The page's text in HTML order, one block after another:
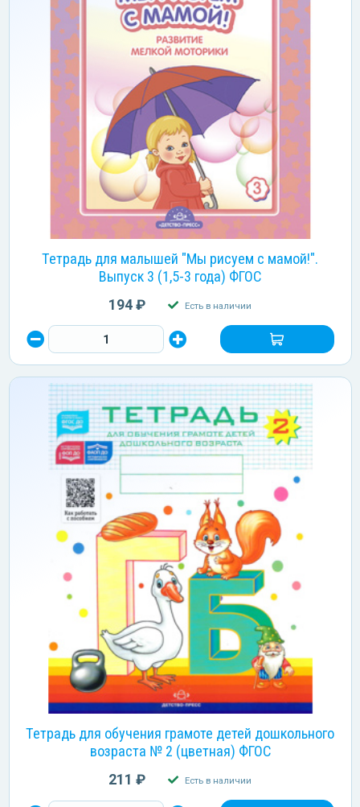
Тетрадь для малышей "Мы рисуем с мамой!".
Выпуск 3 (1,5-3 года) ФГОС
194 ₽ Есть в наличии
Тетрадь для обучения грамоте детей дошкольного
возраста № 2 (цветная) ФГОС
211 ₽ Есть в наличии